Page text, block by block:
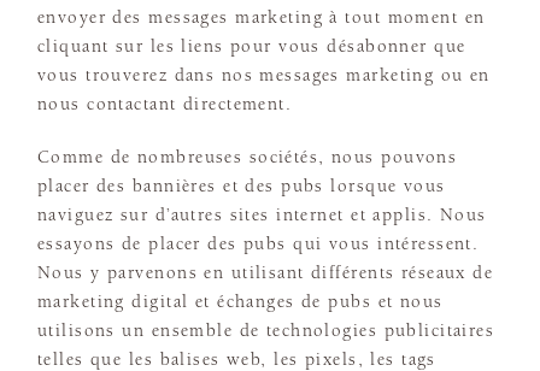
envoyer des messages marketing à tout moment en
cliquant sur les liens pour vous désabonner que
vous trouverez dans nos messages marketing ou en
nous contactant directement.
Comme de nombreuses sociétés, nous pouvons
placer des bannières et des pubs lorsque vous
naviguez sur d’autres sites internet et applis. Nous
essayons de placer des pubs qui vous intéressent.
Nous y parvenons en utilisant différents réseaux de
marketing digital et échanges de pubs et nous
utilisons un ensemble de technologies publicitaires
telles que les balises web, les pixels, les tags